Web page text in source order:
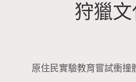
狩獵文
原住民實驗教育嘗試衝撞